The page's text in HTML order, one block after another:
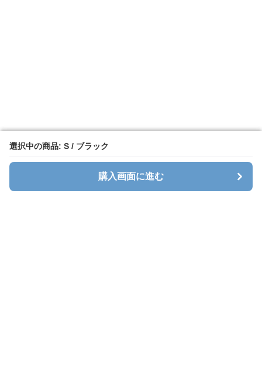
選択中の商品: S / ブラック
購入画面に進む
選択中の商品: S / ブラック
購入画面に進む